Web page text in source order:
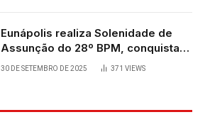
Eunápolis realiza Solenidade de
Assunção do 28º BPM, conquista
viabilizada por articulação política
30 DE SETEMBRO DE 2025 371 VIEWS